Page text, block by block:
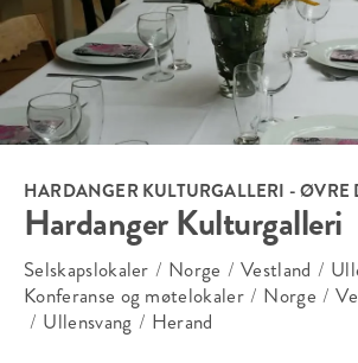
HARDANGER KULTURGALLERI - ØVRE
Hardanger Kulturgalleri
Selskapslokaler / Norge / Vestland /
Konferanse og møtelokaler / Norge /
/ Ullensvang / Herand